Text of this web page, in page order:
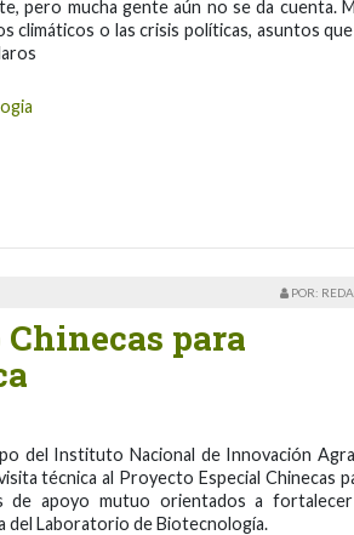
pero mucha gente aún no se da cuenta.
climáticos o las crisis políticas, asuntos que
POR:
para
del Instituto Nacional de Innovación
técnica al Proyecto Especial Chinecas
de apoyo mutuo orientados a
del Laboratorio de Biotecnología.